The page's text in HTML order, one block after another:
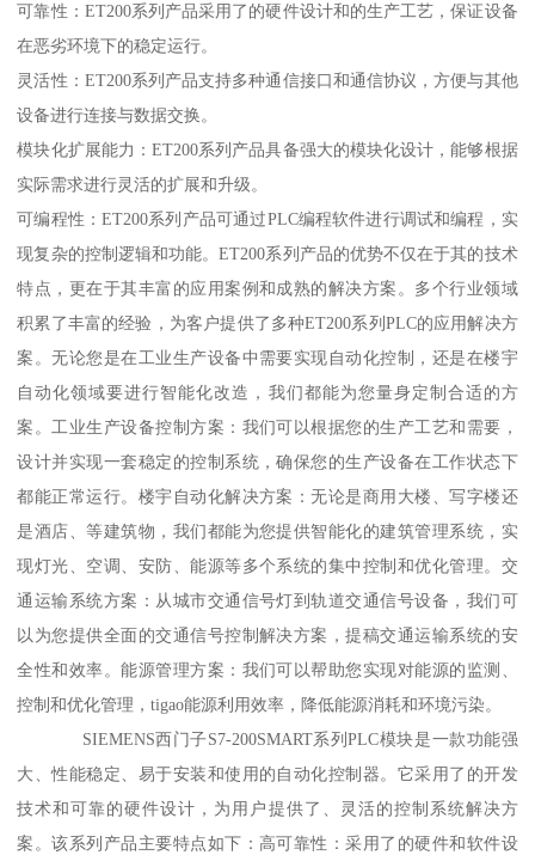
可靠性：ET200系列产品采用了的硬件设计和的生产工艺，保证设备
在恶劣环境下的稳定运行。
灵活性：ET200系列产品支持多种通信接口和通信协议，方便与其他
设备进行连接与数据交换。
模块化扩展能力：ET200系列产品具备强大的模块化设计，能够根据
实际需求进行灵活的扩展和升级。
可编程性：ET200系列产品可通过PLC编程软件进行调试和编程，实
现复杂的控制逻辑和功能。ET200系列产品的优势不仅在于其的技术
特点，更在于其丰富的应用案例和成熟的解决方案。多个行业领域
积累了丰富的经验，为客户提供了多种ET200系列PLC的应用解决方
案。无论您是在工业生产设备中需要实现自动化控制，还是在楼宇
自动化领域要进行智能化改造，我们都能为您量身定制合适的方
案。工业生产设备控制方案：我们可以根据您的生产工艺和需要，
设计并实现一套稳定的控制系统，确保您的生产设备在工作状态下
都能正常运行。楼宇自动化解决方案：无论是商用大楼、写字楼还
是酒店、等建筑物，我们都能为您提供智能化的建筑管理系统，实
现灯光、空调、安防、能源等多个系统的集中控制和优化管理。交
通运输系统方案：从城市交通信号灯到轨道交通信号设备，我们可
以为您提供全面的交通信号控制解决方案，提稿交通运输系统的安
全性和效率。能源管理方案：我们可以帮助您实现对能源的监测、
控制和优化管理，tigao能源利用效率，降低能源消耗和环境污染。
SIEMENS西门子S7-200SMART系列PLC模块是一款功能强
大、性能稳定、易于安装和使用的自动化控制器。它采用了的开发
技术和可靠的硬件设计，为用户提供了、灵活的控制系统解决方
案。该系列产品主要特点如下：高可靠性：采用了的硬件和软件设